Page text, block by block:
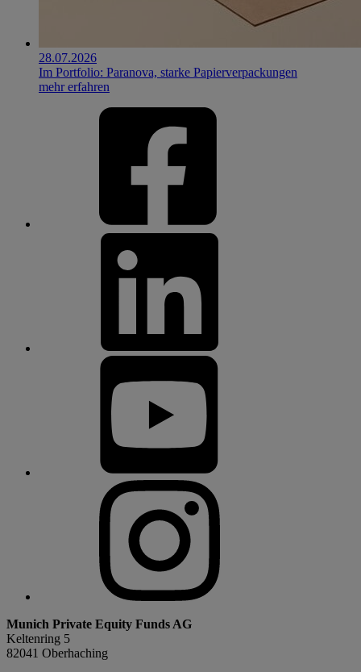
28.07.2026
Im Portfolio: Paranova, starke Papierverpackungen
mehr erfahren
Munich Private Equity Funds AG
Keltenring 5
82041 Oberhaching